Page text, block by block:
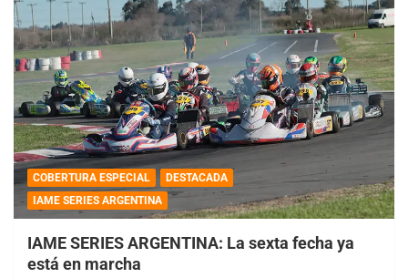
COBERTURA ESPECIAL
DESTACADA
IAME SERIES ARGENTINA
IAME SERIES ARGENTINA: La sexta fecha ya
está en marcha